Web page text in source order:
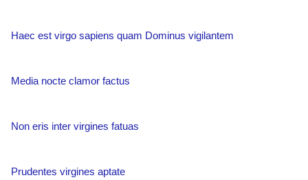
Haec est virgo sapiens quam Dominus vigilantem
Media nocte clamor factus
Non eris inter virgines fatuas
Prudentes virgines aptate